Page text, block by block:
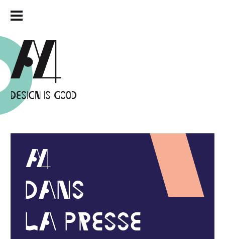
Design is good
¬
dans
la presse